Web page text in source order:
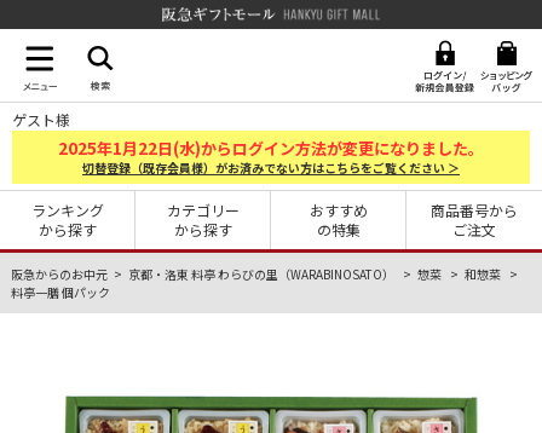
ゲスト様
2025年1月22日(水)からログイン方法が変更になりました。
切替登録（既存会員様）がお済みでない方はこちらをご覧ください ＞
ランキング
から探す
カテゴリー
から探す
おすすめ
の特集
商品番号から
ご注文
阪急からのお中元 京都・洛東 料亭 わらびの里（WARABINOSATO） 惣菜
和惣菜
料亭一膳 個パック